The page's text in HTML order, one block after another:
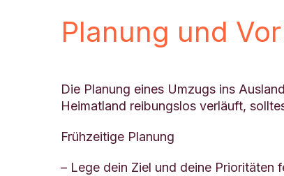
Planung und
Die Planung eines Umzugs ins
Heimatland reibungslos verläuft,
Frühzeitige Planung
– Lege dein Ziel und deine Prioritäten